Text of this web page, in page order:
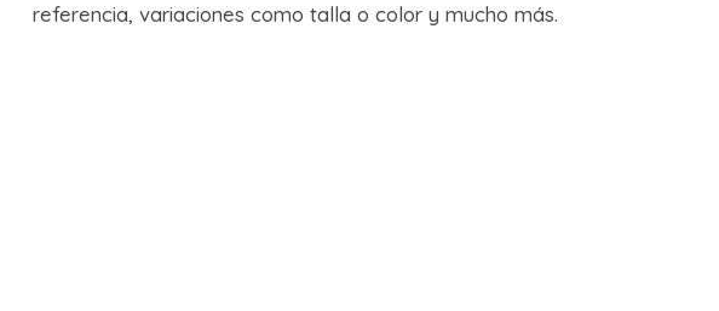
referencia, variaciones como talla o color y mucho más.